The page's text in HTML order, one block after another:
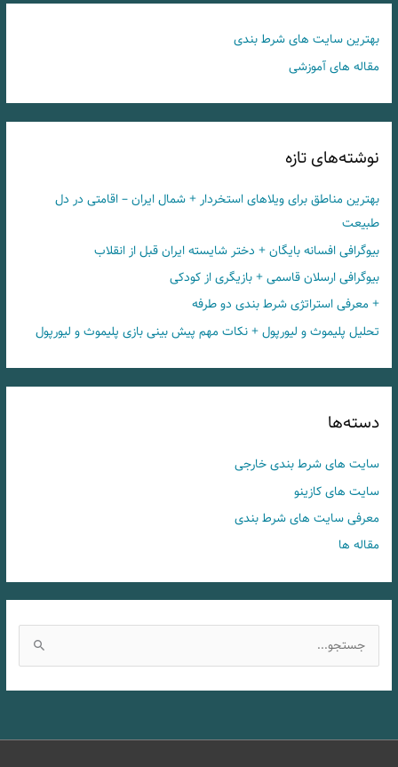
بهترین سایت های شرط بندی
مقاله های آموزشی
نوشته‌های تازه
بهترین مناطق برای ویلاهای استخردار + شمال ایران – اقامتی در دل
طبیعت
بیوگرافی افسانه بایگان + دختر شایسته ایران قبل از انقلاب
بیوگرافی ارسلان قاسمی + بازیگری از کودکی
+ معرفی استراتژی شرط بندی دو طرفه
تحلیل پلیموث و لیورپول + نکات مهم پیش بینی بازی پلیموث و لیورپول
دسته‌ها
سایت های شرط بندی خارجی
سایت های کازینو
معرفی سایت های شرط بندی
مقاله ها